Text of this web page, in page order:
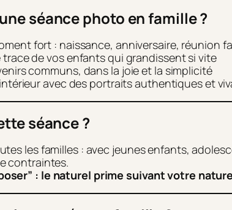
séance photo en famille ?
fort : naissance, anniversaire, réunion
de vos enfants qui grandissent si vite
communs, dans la joie et la simplicité
avec des portraits authentiques et
séance ?
les familles : avec jeunes enfants,
contraintes.
: le naturel prime suivant votre